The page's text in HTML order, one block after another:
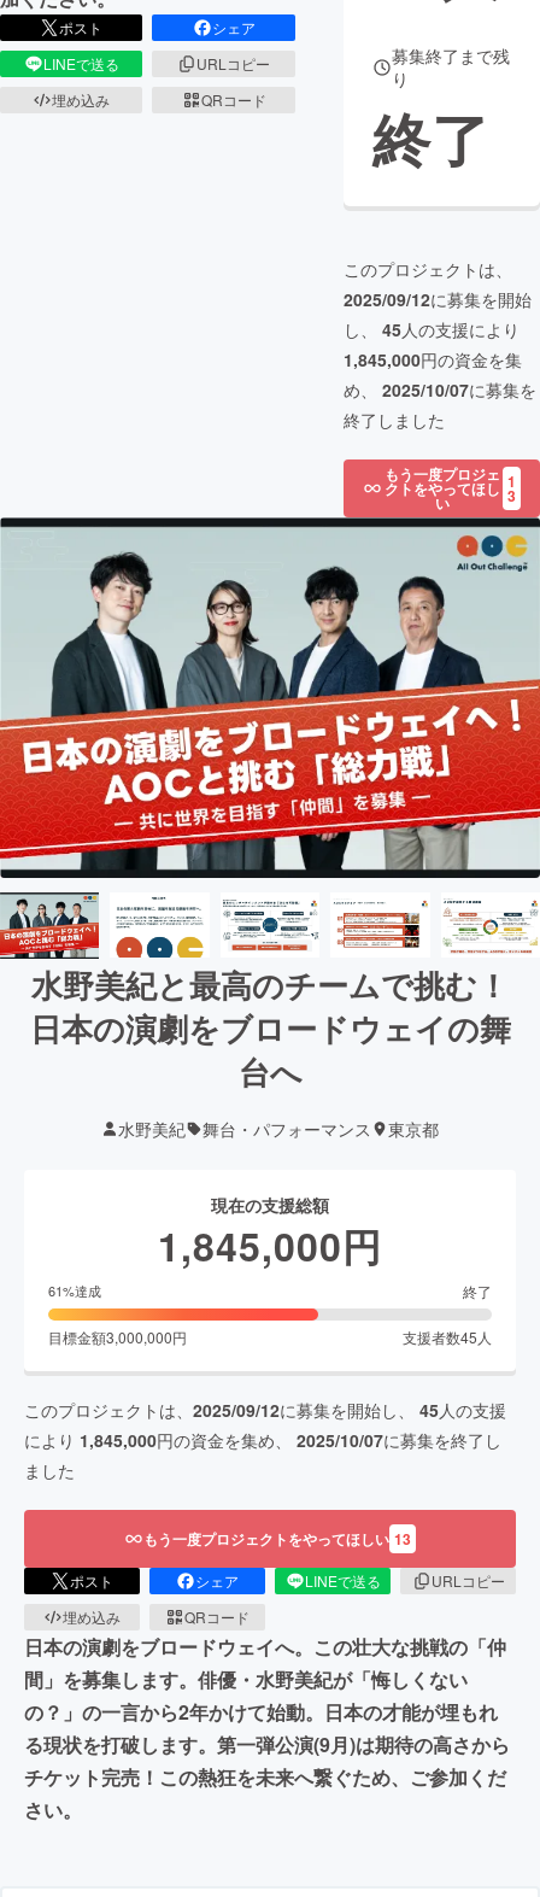
ポスト
シェア
LINEで送る
URLコピー
埋め込み
QRコード
募集終了まで残
り
終了
このプロジェクトは、
2025/09/12に募集を開始
し、 45人の支援により
1,845,000円の資金を集
め、 2025/10/07に募集を
終了しました
もう一度プロジェ
クトをやってほし
い
1
3
水野美紀と最高のチームで挑む！
日本の演劇をブロードウェイの舞
台へ
水野美紀 舞台・パフォーマンス 東京都
現在の支援総額
1,845,000円
61%達成 終了
目標金額3,000,000円 支援者数45 人
このプロジェクトは、 2025/09/12に募集を開始し、 45人の支援
により 1,845,000円の資金を集め、 2025/10/07に募集を終了し
ました
もう一度プロジェクトをやってほしい 13
ポスト シェア LINEで送る
URLコピー
埋め込み
QRコード
日本の演劇をブロードウェイへ。この壮大な挑戦の「仲
間」を募集します。俳優・水野美紀が「悔しくない
の？」の一言から2年かけて始動。日本の才能が埋もれ
る現状を打破します。第一弾公演(9月)は期待の高さから
チケット完売！この熱狂を未来へ繋ぐため、ご参加くだ
さい。